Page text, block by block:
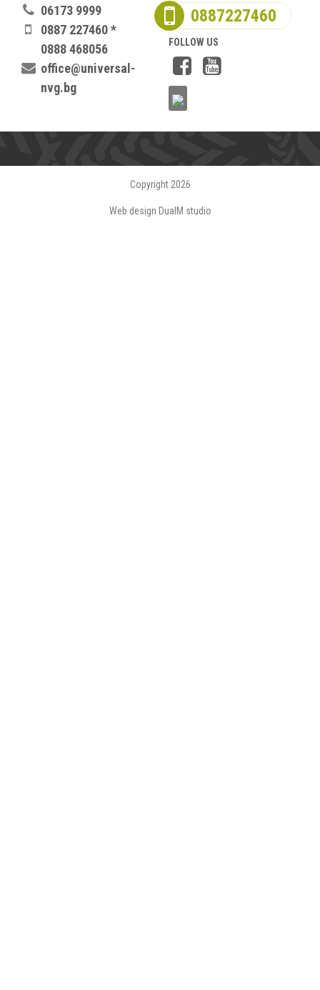
06173 9999
0887 227460 *
0888 468056
office@universal-
nvg.bg
0887227460
FOLLOW US
Copyright 2026
Web design DualM studio